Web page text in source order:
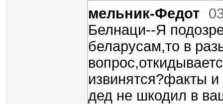
мельник-Федот
Белнаци--Я
беларусам,то в
извинятся?факты
дед не шкодил в